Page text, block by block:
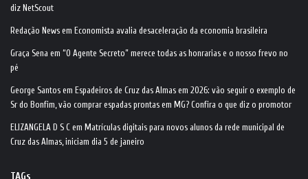
diz NetScout
Redação News em Economista avalia desaceleração da economia brasileira
Graça Sena em “O Agente Secreto” merece todas as honrarias e o nosso frevo no
pé
George Santos em Espadeiros de Cruz das Almas em 2026: vão seguir o exemplo de
Sr do Bonfim, vão comprar espadas prontas em MG? Confira o que diz o promotor
ELIZANGELA D S C em Matrículas digitais para novos alunos da rede municipal de
Cruz das Almas, iniciam dia 5 de janeiro